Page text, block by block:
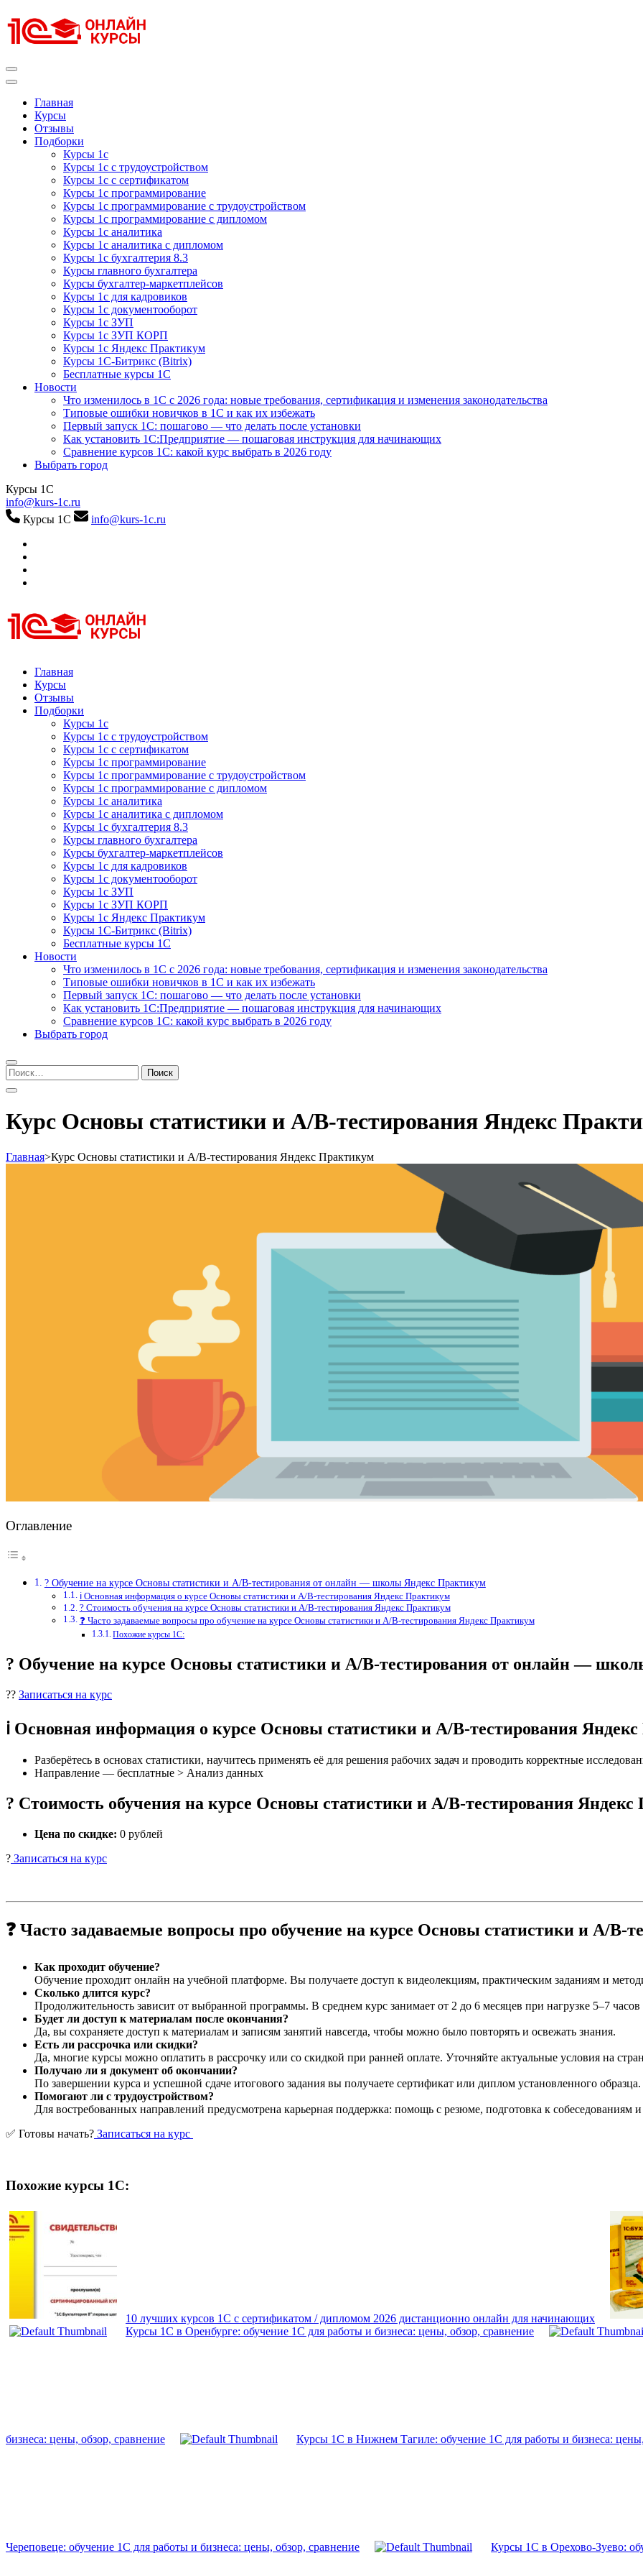
к
содержимому
Главная
Курсы
Отзывы
Подборки
Курсы 1с
Курсы 1с с трудоустройством
Курсы 1с с сертификатом
Курсы 1с программирование
Курсы 1с программирование с трудоустройством
Курсы 1с программирование с дипломом
Курсы 1с аналитика
Курсы 1с аналитика с дипломом
Курсы 1с бухгалтерия 8.3
Курсы главного бухгалтера
Курсы бухгалтер-маркетплейсов
Курсы 1с для кадровиков
Курсы 1с документооборот
Курсы 1с ЗУП
Курсы 1с ЗУП КОРП
Курсы 1с Яндекс Практикум
Курсы 1С-Битрикс (Bitrix)
Бесплатные курсы 1С
Новости
Что изменилось в 1С с 2026 года: новые требования, сертификация и изменения законодательства
Типовые ошибки новичков в 1С и как их избежать
Первый запуск 1С: пошагово — что делать после установки
Как установить 1С:Предприятие — пошаговая инструкция для начинающих
Сравнение курсов 1С: какой курс выбрать в 2026 году
Выбрать город
Курсы 1С
info@kurs-1c.ru
Курсы 1С
info@kurs-1c.ru
Курсы 1С
Курсы 1С официальная сертификация
Главная
Курсы
Отзывы
Подборки
Курсы 1с
Курсы 1с с трудоустройством
Курсы 1с с сертификатом
Курсы 1с программирование
Курсы 1с программирование с трудоустройством
Курсы 1с программирование с дипломом
Курсы 1с аналитика
Курсы 1с аналитика с дипломом
Курсы 1с бухгалтерия 8.3
Курсы главного бухгалтера
Курсы бухгалтер-маркетплейсов
Курсы 1с для кадровиков
Курсы 1с документооборот
Курсы 1с ЗУП
Курсы 1с ЗУП КОРП
Курсы 1с Яндекс Практикум
Курсы 1С-Битрикс (Bitrix)
Бесплатные курсы 1С
Новости
Что изменилось в 1С с 2026 года: новые требования, сертификация и изменения законодательства
Типовые ошибки новичков в 1С и как их избежать
Первый запуск 1С: пошагово — что делать после установки
Как установить 1С:Предприятие — пошаговая инструкция для начинающих
Сравнение курсов 1С: какой курс выбрать в 2026 году
Выбрать город
Найти:
Курс Основы статистики и A/B-тестирования Яндекс
Главная>Курс Основы статистики и A/B-тестирования Яндекс Практикум
Оглавление
? Обучение на курсе Основы статистики и A/B-тестирования от онлайн — школы Яндекс Практикум
ℹ️ Основная информация о курсе Основы статистики и A/B-тестирования Яндекс Практикум
? Стоимость обучения на курсе Основы статистики и A/B-тестирования Яндекс Практикум
❓ Часто задаваемые вопросы про обучение на курсе Основы статистики и A/B-тестирования Яндекс Практикум
Похожие курсы 1С:
? Обучение на курсе Основы статистики и A/B-тестирования от онлайн —
?? Записаться на курс
ℹ️ Основная информация о курсе Основы статистики и A/B-тестирования
Разберётесь в основах статистики, научитесь применять её для решения рабочих задач и проводить корректные
Направление — бесплатные > Анализ данных
? Стоимость обучения на курсе Основы статистики и A/B-тестирования
Цена по скидке: 0 рублей
? Записаться на курс
❓ Часто задаваемые вопросы про обучение на курсе Основы статистики и A/B-
Как проходит обучение?
Обучение проходит онлайн на учебной платформе. Вы получаете доступ к видеолекциям, практическим заданиям и
Сколько длится курс?
Продолжительность зависит от выбранной программы. В среднем курс занимает от 2 до 6 месяцев при нагрузке 5–7
Будет ли доступ к материалам после окончания?
Да, вы сохраняете доступ к материалам и записям занятий навсегда, чтобы можно было повторять и освежать знания.
Есть ли рассрочка или скидки?
Да, многие курсы можно оплатить в рассрочку или со скидкой при ранней оплате. Уточняйте актуальные условия на
Получаю ли я документ об окончании?
По завершении курса и успешной сдаче итогового задания вы получаете сертификат или диплом установленного образца.
Помогают ли с трудоустройством?
Для востребованных направлений предусмотрена карьерная поддержка: помощь с резюме, подготовка к собеседованиям
✅ Готовы начать? Записаться на курс
Похожие курсы 1С:
10 лучших курсов 1С с сертификатом / дипломом 2026 дистанционно онлайн для начинающих
Курсы 1С в Оренбурге: обучение 1С для работы и бизнеса: цены, обзор, сравнение
бизнеса: цены, обзор, сравнение Курсы 1С в Нижнем Тагиле: обучение 1С для работы и бизнеса:
Череповеце: обучение 1С для работы и бизнеса: цены, обзор, сравнение Курсы 1С в Орехово-Зуево: